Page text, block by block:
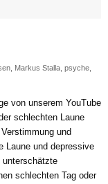
, Markus Stalla, psyche,
von unserem YouTube
schlechten Laune
und
Laune und depressive
unterschätzte
schlechten Tag oder